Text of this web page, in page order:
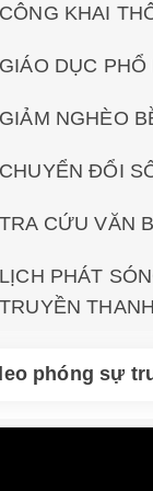
CÔNG KHAI
GIÁO DỤC
GIẢM NGHÈO
CHUYỂN ĐỔI
TRA CỨU VĂN
LỊCH PHÁT
TRUYỀN
phóng sự